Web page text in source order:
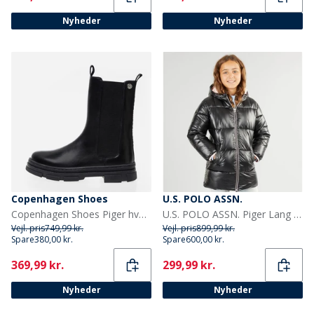
Nyheder Nyheder
Copenhagen Shoes
Copenhagen Shoes Piger hverdag Piger støvler 0001 Black
Vejl. pris749,99 kr.
Spare380,00 kr.
Current
369,99 kr.
Nyheder
U.S. POLO ASSN.
U.S. POLO ASSN. Piger Lang Vatteret Jakke Sort
Vejl. pris899,99 kr.
Spare600,00 kr.
Current
299,99 kr.
Nyheder